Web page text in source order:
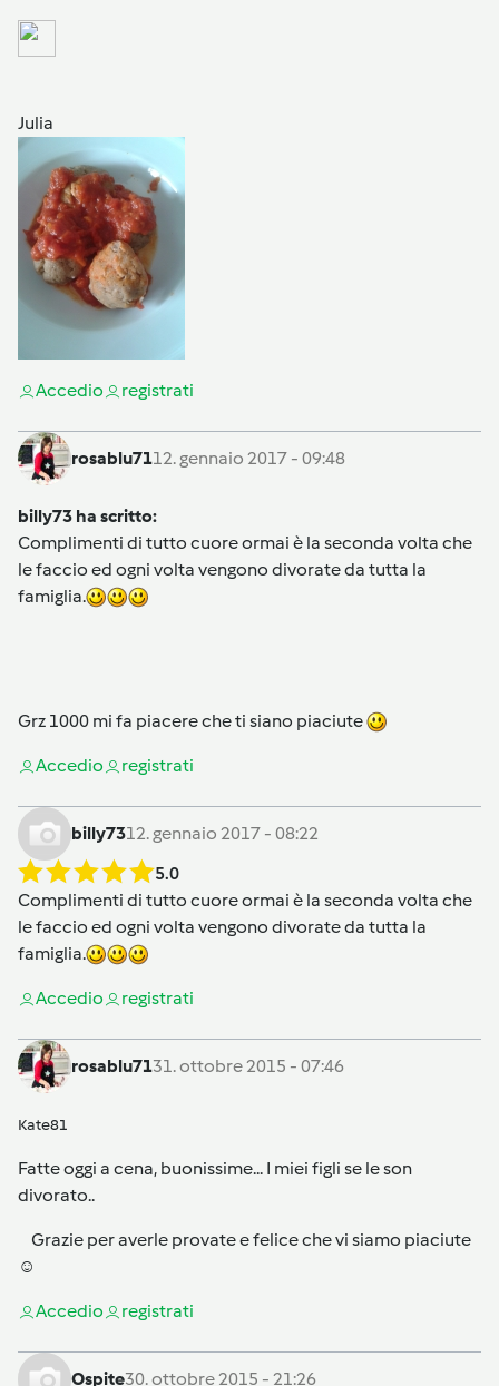
Julia
Accedio registrati
rosablu7112. gennaio 2017 - 09:48
billy73 ha scritto:
Complimenti di tutto cuore ormai è la seconda volta che
le faccio ed ogni volta vengono divorate da tutta la
famiglia.
Grz 1000 mi fa piacere che ti siano piaciute
Accedio registrati
billy7312. gennaio 2017 - 08:22
5.0
Complimenti di tutto cuore ormai è la seconda volta che
le faccio ed ogni volta vengono divorate da tutta la
famiglia.
Accedio registrati
rosablu7131. ottobre 2015 - 07:46
Kate81
Fatte oggi a cena, buonissime... I miei figli se le son
divorato..
Grazie per averle provate e felice che vi siamo piaciute
☺
Accedio registrati
Ospite30. ottobre 2015 - 21:26